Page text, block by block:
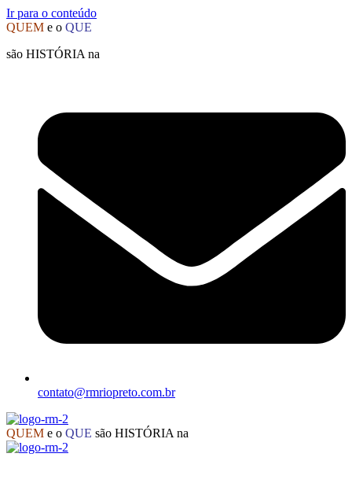
Ir para o conteúdo
QUEM e o QUE
são HISTÓRIA na
contato@rmriopreto.com.br
QUEM e o QUE são HISTÓRIA na